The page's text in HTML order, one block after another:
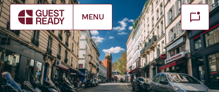
MENU
Make booking
Fermer
FR Select service of interest